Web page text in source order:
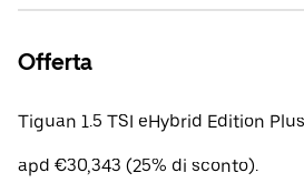
Offerta
Tiguan 1.5 TSI eHybrid Edition
apd €30,343 (25% di sconto).